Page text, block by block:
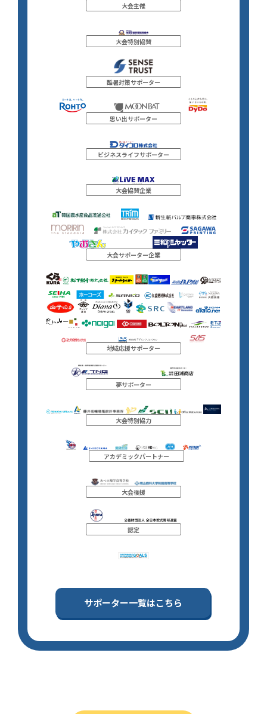
大会主催
大会特別協賛
酷暑対策サポーター
思い出サポーター
ビジネスライフサポーター
大会協賛企業
大会サポーター企業
地域応援サポーター
夢サポーター
大会特別協力
アカデミックパートナー
大会後援
認定
サポーター一覧はこちら